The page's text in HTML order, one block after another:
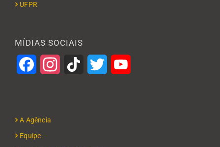
UFPR
MÍDIAS SOCIAIS
FacebookInstagramTikTok Twitter
A Agência
Equipe